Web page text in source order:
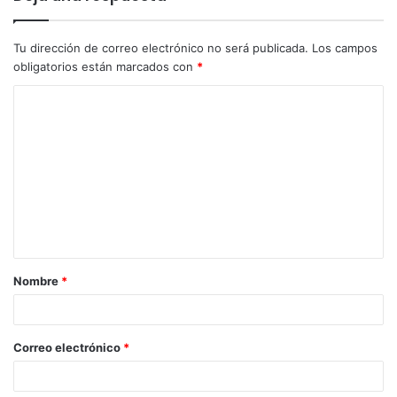
Tu dirección de correo electrónico no será publicada. Los campos
obligatorios están marcados con *
Nombre *
Correo electrónico *